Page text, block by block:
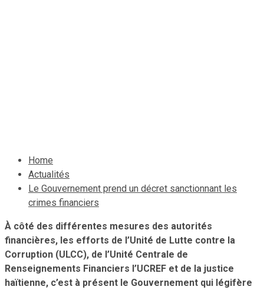
Home
Actualités
Le Gouvernement prend un décret sanctionnant les
crimes financiers
À côté des différentes mesures des autorités
financières, les efforts de l’Unité de Lutte contre la
Corruption (ULCC), de l’Unité Centrale de
Renseignements Financiers l’UCREF et de la justice
haïtienne, c’est à présent le Gouvernement qui légifère